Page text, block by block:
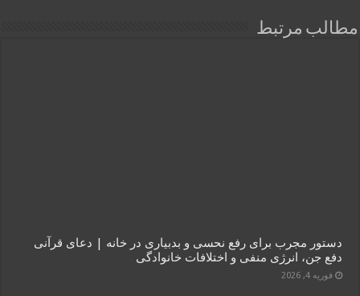
مطالب مرتبط
دستور مجرب برای رفع نحسی و بدبیاری در خانه | دعای قرآنی
دفع جن، انرژی منفی و اختلافات خانوادگی
فوریه 4, 2026